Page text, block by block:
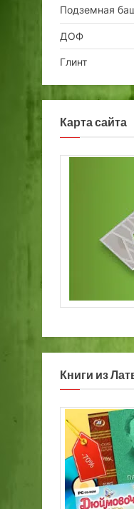
Подземная
ДОФ
Глинт
Карта сайта
Книги из